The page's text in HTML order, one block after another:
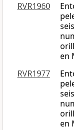
RVR1960
en
RVR1977
en